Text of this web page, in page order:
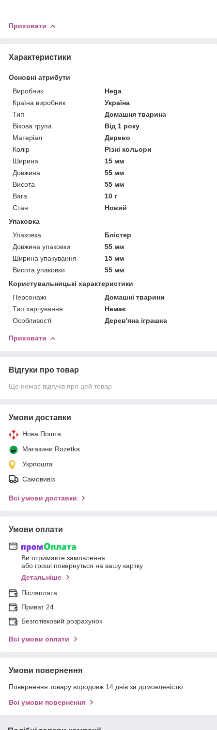
Приховати
Характеристики
Основні атрибути
Виробник
Hega
Країна виробник
Україна
Тип
Домашня тварина
Вікова група
Від 1 року
Матеріал
Дерево
Колір
Різні кольори
Ширина
15 мм
Довжина
55 мм
Висота
55 мм
Вага
10 г
Стан
Новий
Упаковка
Упаковка
Блістер
Довжина упаковки
55 мм
Ширина упакування
15 мм
Висота упаковки
55 мм
Користувальницькі характеристики
Персонажі
Домашні тварини
Тип харчування
Немає
Особливості
Дерев'яна іграшка
Приховати
Відгуки про товар
Ще немає відгуків про цей товар
Умови доставки
Нова Пошта
Магазини Rozetka
Укрпошта
Самовивіз
Всі умови доставки
Умови оплати
Ви отримаєте замовлення
або гроші повернуться на вашу картку
Детальніше
Післяплата
Приват 24
Безготівковий розрахунок
Всі умови оплати
Умови повернення
Повернення товару впродовж 14 днів за домовленістю
Всі умови повернення